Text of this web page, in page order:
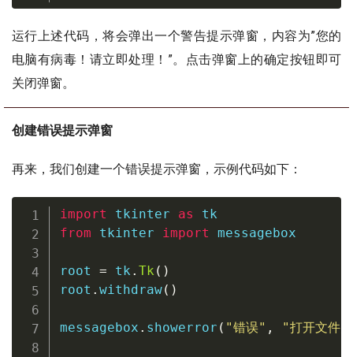
运行上述代码，将会弹出一个警告提示弹窗，内容为”您的
电脑有病毒！请立即处理！”。点击弹窗上的确定按钮即可
关闭弹窗。
创建错误提示弹窗
再来，我们创建一个错误提示弹窗，示例代码如下：
import tkinter as
from tkinter import messagebox
root = tk . Tk ( )
root . withdraw( )
messagebox . showerror ( "错误" , "打开文件